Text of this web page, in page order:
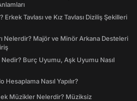
Erkek Tavlası ve Kız Tavlası Diziliş Şekilleri
Nelerdir? Majör ve Minör Arkana Desteleri
Burç Uyumu, Aşk Uyumu Nasıl
Nasıl Yapılır?
Müzikler Nelerdir? Müziksiz